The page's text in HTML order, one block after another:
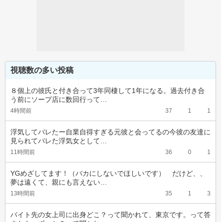
視聴数の多い投稿
８個上の彼氏と付き合って3年同棲して1年になる。過去付き合
う前にソープ店に数回行って…
4時間前 37 1 1
浮気してバレたー自業自得すぎる元彼と会ってるの今彼の友達に
見られてバレた浮気女として…
11時間前 36 0 1
YGめざしてます！（バカにしないでほしいです）　だけど、、
夢は遠くて、親にも言えない…
13時間前 35 1 3
バイト先の女上司に出身どこ？って聞かれて、東京です。って答